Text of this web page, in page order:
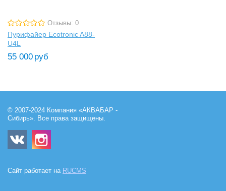
Отзывы: 0
Пурифайер Ecotronic A88-
U4L
55 000 руб
© 2007-2024 Компания «АКВАБАР -
Сибирь». Все права защищены.
Сайт работает на RUCMS